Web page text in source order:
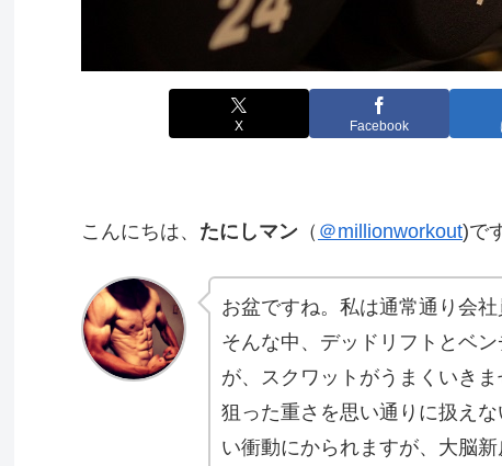
X Facebook
こんにちは、 たにしマン （ ＠millionworkout)で
お盆ですね。私は通常通り会
そんな中、デッドリフトとベ
が、スクワットがうまくいきま
狙った重さを思い通りに扱え
い衝動にかられますが、大脳